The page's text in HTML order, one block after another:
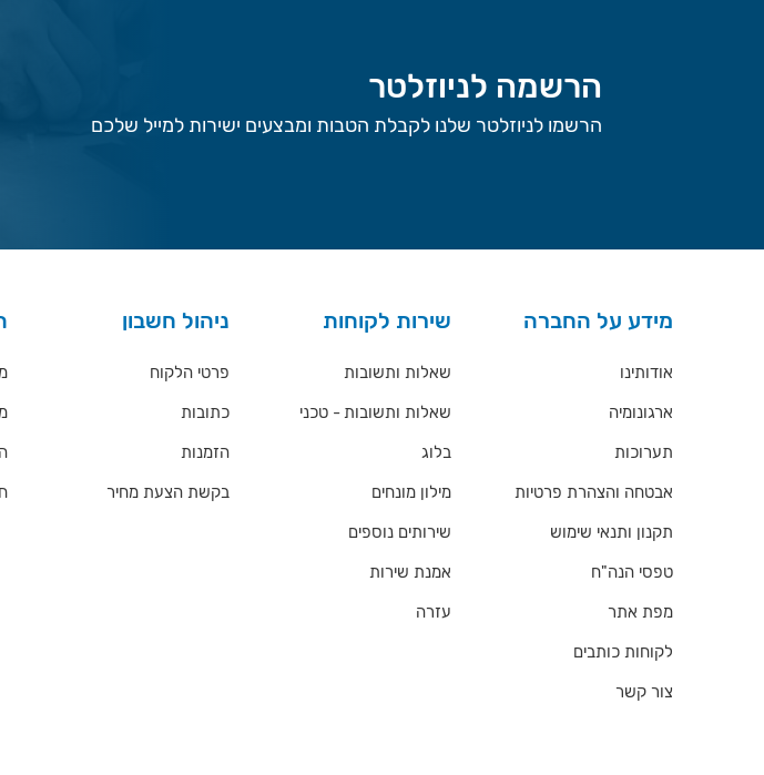
הרשמה לניוזלטר
הרשמו לניוזלטר שלנו לקבלת הטבות ומבצעים ישירות למייל שלכם
מידע על החברה
אודותינו
ארגונומיה
תערוכות
אבטחה והצהרת פרטיות
תקנון ותנאי שימוש
טפסי הנה"ח
מפת אתר
לקוחות כותבים
צור קשר
שירות לקוחות
שאלות ותשובות
שאלות ותשובות - טכני
בלוג
מילון מונחים
שירותים נוספים
אמנת שירות
עזרה
ניהול חשבון
פרטי הלקוח
כתובות
הזמנות
בקשת הצעת מחיר